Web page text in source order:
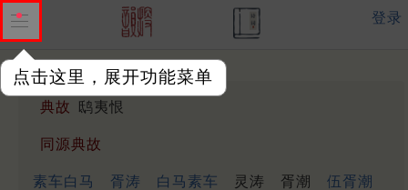
点击这里，展开功能菜单
登录
典故 鸱夷恨
同源典故
素车白马 胥涛 白马素车 灵涛 胥潮
伍胥潮